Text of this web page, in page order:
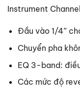
Instrument
Đầu vào 1/4”
Chuyển pha
EQ 3-band:
Các mức độ